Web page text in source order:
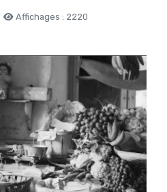
Affichages : 2220